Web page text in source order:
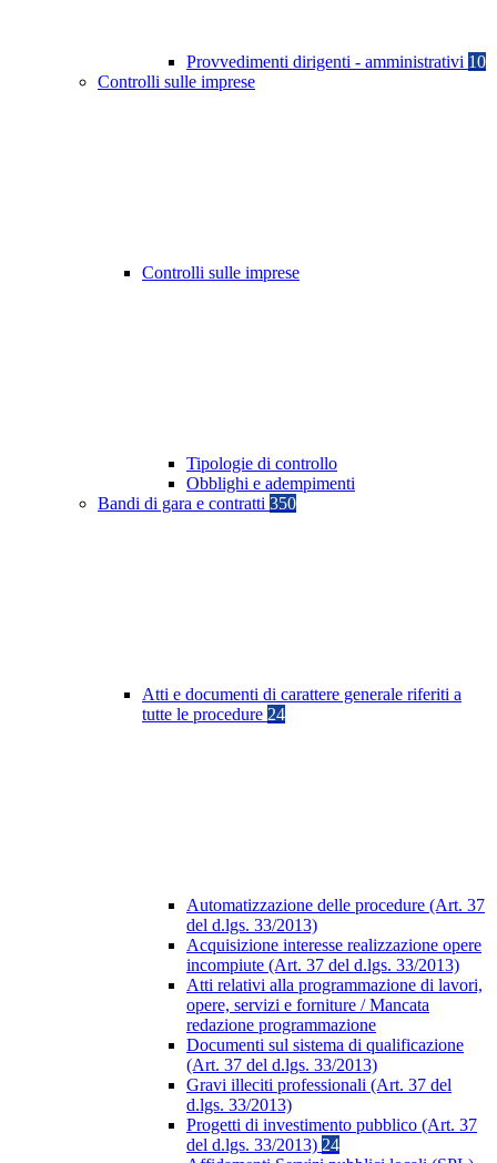
Provvedimenti dirigenti - amministrativi 10
Controlli sulle imprese
Controlli sulle imprese
Tipologie di controllo
Obblighi e adempimenti
Bandi di gara e contratti 350
Atti e documenti di carattere generale riferiti a
tutte le procedure 24
Automatizzazione delle procedure (Art. 37
del d.lgs. 33/2013)
Acquisizione interesse realizzazione opere
incompiute (Art. 37 del d.lgs. 33/2013)
Atti relativi alla programmazione di lavori,
opere, servizi e forniture / Mancata
redazione programmazione
Documenti sul sistema di qualificazione
(Art. 37 del d.lgs. 33/2013)
Gravi illeciti professionali (Art. 37 del
d.lgs. 33/2013)
Progetti di investimento pubblico (Art. 37
del d.lgs. 33/2013) 24